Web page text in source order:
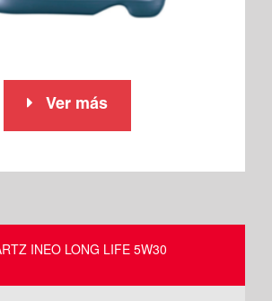
Ver más
INEO LONG LIFE 5W30